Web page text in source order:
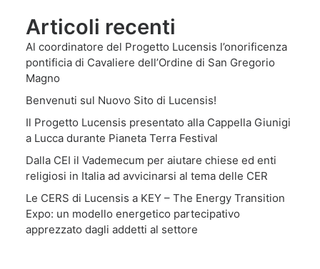
Articoli recenti
Al coordinatore del Progetto Lucensis l’onorificenza
pontificia di Cavaliere dell’Ordine di San Gregorio
Magno
Benvenuti sul Nuovo Sito di Lucensis!
Il Progetto Lucensis presentato alla Cappella Giunigi
a Lucca durante Pianeta Terra Festival
Dalla CEI il Vademecum per aiutare chiese ed enti
religiosi in Italia ad avvicinarsi al tema delle CER
Le CERS di Lucensis a KEY – The Energy Transition
Expo: un modello energetico partecipativo
apprezzato dagli addetti al settore